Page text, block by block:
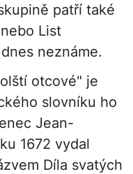
patří také
List
neznáme.
otcové" je
slovníku ho
Jean-
1672 vydal
Díla svatých